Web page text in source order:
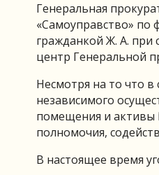
Генеральная
«Самоуправство» по
гражданкой Ж. А. при
центр Генеральной
Несмотря на то что
независимого
помещения и активы
полномочия,
В настоящее время